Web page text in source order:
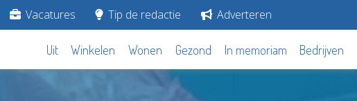
Vacatures Tip de redactie Adverteren
Uit Winkelen Wonen Gezond In memoriam Bedrijven